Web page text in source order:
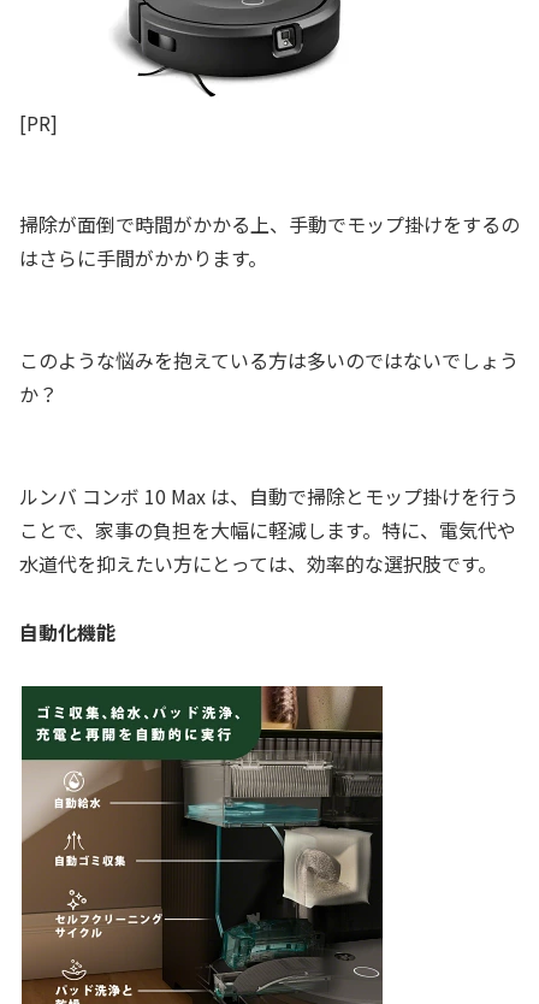
[PR]
掃除が面倒で時間がかかる上、手動でモップ掛けをするの
はさらに手間がかかります。
このような悩みを抱えている方は多いのではないでしょう
か？
ルンバ コンボ 10 Max は、自動で掃除とモップ掛けを行う
ことで、家事の負担を大幅に軽減します。特に、電気代や
水道代を抑えたい方にとっては、効率的な選択肢です。
自動化機能